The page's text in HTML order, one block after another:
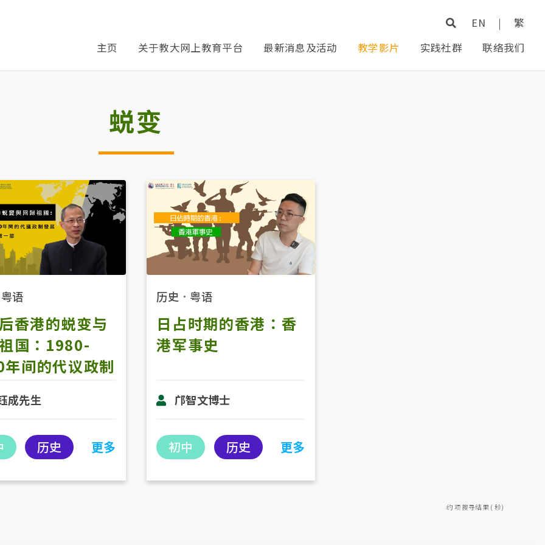
EN |
繁
主页
关于教大网上教育平台 最新消息及活动 教学影片 实践社群 联络我们
蜕变
粤语
香港的蜕变与
国：1980-
间的代议政制
成先生
历史 更多
历史 ． 粤语
日占时期的香港：香
港军事史
邝智文博士
初中 历史 更多
约 项搜寻结果 ( 秒)